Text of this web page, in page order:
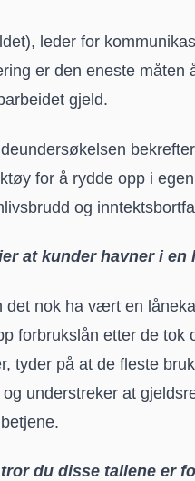
leder for
er den eneste
gjeld.
for å rydde opp i
og
at kunder havner i
det nok ha vært en
forbrukslån etter de
tyder på at de fleste
understreker at
du disse tallene er